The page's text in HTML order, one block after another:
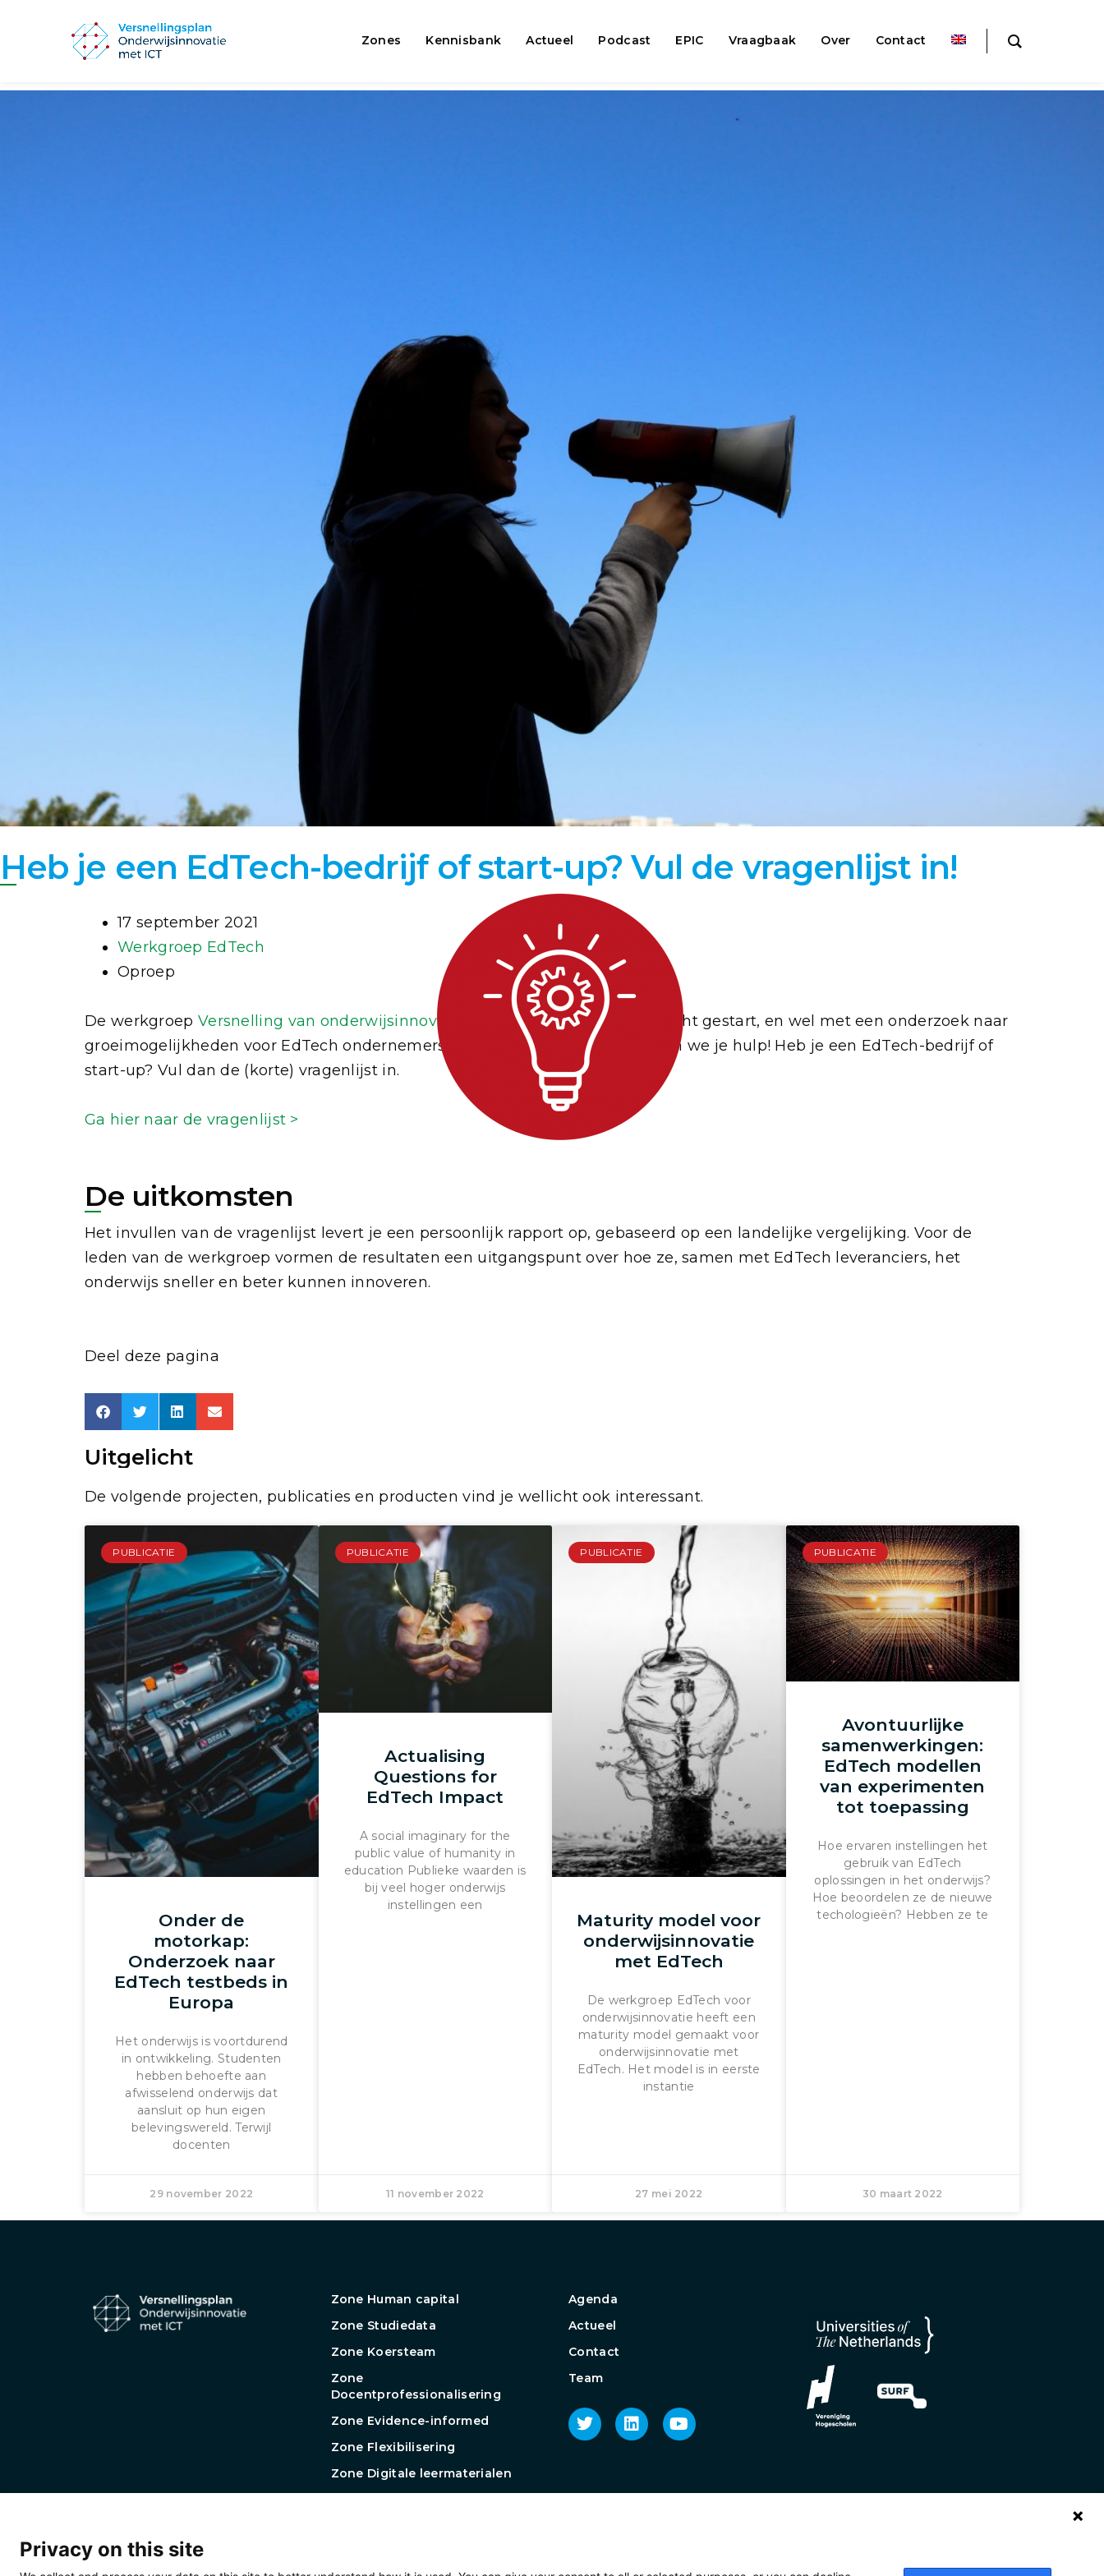
Zones Kennisbank Actueel Podcast EPIC Vraagbaak Over Contact
Heb je een EdTech-bedrijf of start-up? Vul de vragenlijst in!
17 september 2021
Werkgroep EdTech
Oproep
De werkgroep Versnelling van onderwijsinnovatie met EdTechis inmiddels écht gestart, en wel met een onderzoek naar
groeimogelijkheden voor EdTech ondernemers in Nederland. Daarvoor vragen we je hulp! Heb je een EdTech-bedrijf of
start-up? Vul dan de (korte) vragenlijst in.
Ga hier naar de vragenlijst >
De uitkomsten
Het invullen van de vragenlijst levert je een persoonlijk rapport op, gebaseerd op een landelijke vergelijking. Voor de
leden van de werkgroep vormen de resultaten een uitgangspunt over hoe ze, samen met EdTech leveranciers, het
onderwijs sneller en beter kunnen innoveren.
Deel deze pagina
Uitgelicht
De volgende projecten, publicaties en producten vind je wellicht ook interessant.
PUBLICATIE
Onder de
motorkap:
Onderzoek naar
EdTech testbeds in
Europa
Het onderwijs is voortdurend
in ontwikkeling. Studenten
hebben behoefte aan
afwisselend onderwijs dat
aansluit op hun eigen
belevingswereld. Terwijl
docenten
29 november 2022
PUBLICATIE
Actualising
Questions for
EdTech Impact
A social imaginary for the
public value of humanity in
education Publieke waarden is
bij veel hoger onderwijs
instellingen een
11 november 2022
PUBLICATIE
Maturity model voor
onderwijsinnovatie
met EdTech
De werkgroep EdTech voor
onderwijsinnovatie heeft een
maturity model gemaakt voor
onderwijsinnovatie met
EdTech. Het model is in eerste
instantie
27 mei 2022
PUBLICATIE
Avontuurlijke
samenwerkingen:
EdTech modellen
van experimenten
tot toepassing
Hoe ervaren instellingen het
gebruik van EdTech
oplossingen in het onderwijs?
Hoe beoordelen ze de nieuwe
techologieën? Hebben ze te
30 maart 2022
Zone Human capital
Zone Studiedata
Zone Koersteam
Zone
Docentprofessionalisering
Zone Evidence-informed
Zone Flexibilisering
Zone Digitale leermaterialen
Werkgroep EdTech
Agenda
Actueel
Contact
Team
Privacy on this site